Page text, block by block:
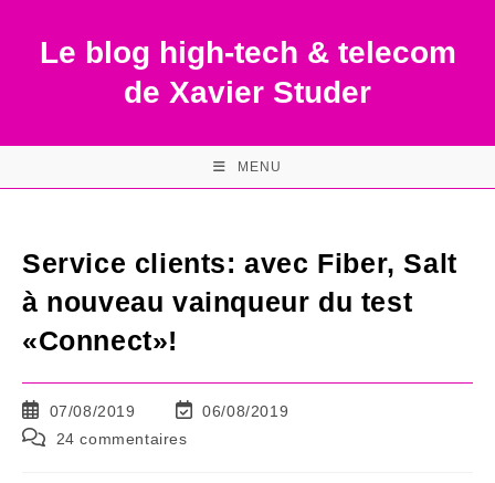
contentLe blog high-tech & telecom
de Xavier Studer
MENU
Service clients: avec Fiber, Salt
à nouveau vainqueur du test
«Connect»!
Publication
publiée :
07/08/2019
Dernière
06/08/2019
Commentaires
24 commentaires